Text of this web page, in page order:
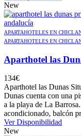
New
APARTAHOTELES EN
APARTAHOTELES EN
Aparthotel las
134€
Aparthotel las Dunas
Dunas cuenta con una
a la playa de La
acondicionado, balcón
Ver Disponibilidad
New